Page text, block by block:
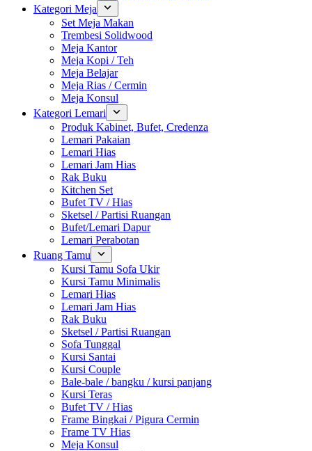
Kategori Meja
Set Meja Makan
Trembesi Solidwood
Meja Kantor
Meja Kopi / Teh
Meja Belajar
Meja Rias / Cermin
Meja Konsul
Kategori Lemari
Produk Kabinet, Bufet, Credenza
Lemari Pakaian
Lemari Hias
Lemari Jam Hias
Rak Buku
Kitchen Set
Bufet TV / Hias
Sketsel / Partisi Ruangan
Bufet/Lemari Dapur
Lemari Perabotan
Ruang Tamu
Kursi Tamu Sofa Ukir
Kursi Tamu Minimalis
Lemari Hias
Lemari Jam Hias
Rak Buku
Sketsel / Partisi Ruangan
Sofa Tunggal
Kursi Santai
Kursi Couple
Bale-bale / bangku / kursi panjang
Kursi Teras
Bufet TV / Hias
Frame Bingkai / Pigura Cermin
Frame TV Hias
Meja Konsul